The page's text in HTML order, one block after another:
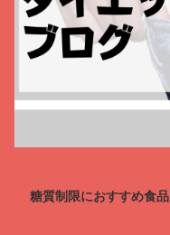
糖質制限におすすめ食品